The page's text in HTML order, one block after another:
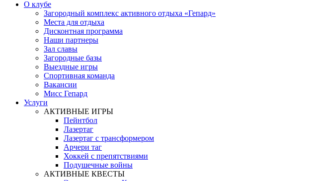
О клубе
Загородный комплекс активного отдыха «Гепард»
Места для отдыха
Дисконтная программа
Наши партнеры
Зал славы
Загородные базы
Выездные игры
Спортивная команда
Вакансии
Мисс Гепард
Услуги
АКТИВНЫЕ ИГРЫ
Пейнтбол
Лазертаг
Лазертаг с трансформером
Арчери таг
Хоккей с препятствиями
Подушечные войны
АКТИВНЫЕ КВЕСТЫ